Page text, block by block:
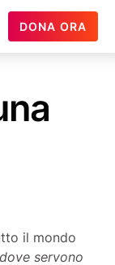
DONA ORA
il mondo
servono